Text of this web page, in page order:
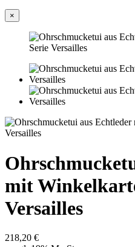
×
mit
Versailles
218,20 €